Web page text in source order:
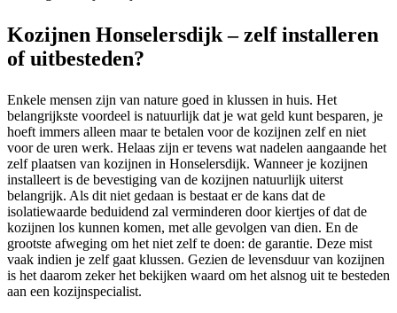
Kozijnen Honselersdijk – zelf installeren
of uitbesteden?
Enkele mensen zijn van nature goed in klussen in huis. Het
belangrijkste voordeel is natuurlijk dat je wat geld kunt besparen, je
hoeft immers alleen maar te betalen voor de kozijnen zelf en niet
voor de uren werk. Helaas zijn er tevens wat nadelen aangaande het
zelf plaatsen van kozijnen in Honselersdijk. Wanneer je kozijnen
installeert is de bevestiging van de kozijnen natuurlijk uiterst
belangrijk. Als dit niet gedaan is bestaat er de kans dat de
isolatiewaarde beduidend zal verminderen door kiertjes of dat de
kozijnen los kunnen komen, met alle gevolgen van dien. En de
grootste afweging om het niet zelf te doen: de garantie. Deze mist
vaak indien je zelf gaat klussen. Gezien de levensduur van kozijnen
is het daarom zeker het bekijken waard om het alsnog uit te besteden
aan een kozijnspecialist.